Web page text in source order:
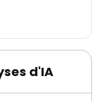
d'IA